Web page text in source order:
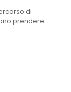
di
prendere